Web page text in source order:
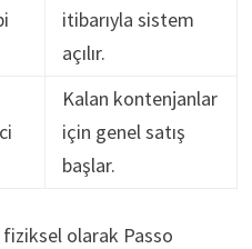
itibarıyla sistem
açılır.
Kalan kontenjanlar
için genel satış
başlar.
olarak Passo